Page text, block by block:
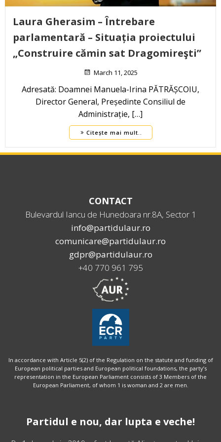
Laura Gherasim – Întrebare
parlamentară – Situația proiectului
„Construire cămin sat Dragomireşti”
March 11, 2025
Adresată: Doamnei Manuela-Irina PĂTRĂȘCOIU,
Director General, Președinte Consiliul de
Administrație, […]
Citește mai mult..
CONTACT
Bulevardul Iancu de Hunedoara nr.8A, Sector 1
info@partidulaur.ro
comunicare@partidulaur.ro
gdpr@partidulaur.ro
+40 770 961 795
In accordance with Article 5(2) of the Regulation on the statute and funding of
European political parties and European political foundations, the party’s
representation in the European Parliament consists of 3 Members of the
European Parliament, of whom 1 is woman and 2 are men.
Partidul e nou, dar lupta e veche!